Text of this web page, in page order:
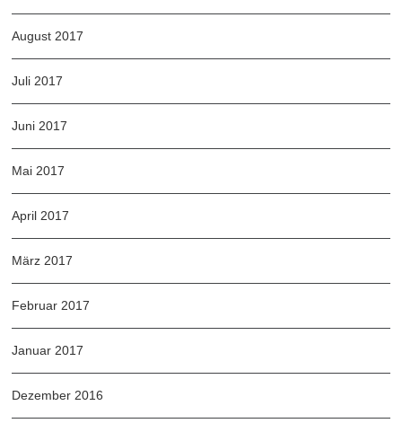
August 2017
Juli 2017
Juni 2017
Mai 2017
April 2017
März 2017
Februar 2017
Januar 2017
Dezember 2016